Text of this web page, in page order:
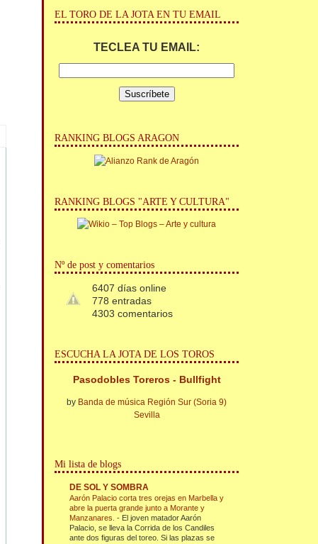
EL TORO DE LA JOTA EN TU EMAIL
TECLEA TU EMAIL:
RANKING BLOGS ARAGON
RANKING BLOGS "ARTE Y CULTURA"
Nº de post y comentarios
6407 días online
778 entradas
4303 comentarios
ESCUCHA LA JOTA DE LOS TOROS
Pasodobles Toreros - Bullfight
by Banda de música Región Sur (Soria 9)
Sevilla
Mi lista de blogs
DE SOL Y SOMBRA
Aarón Palacio corta tres orejas en Marbella y
abre la puerta grande junto a Morante y
Manzanares.- El joven matador Aarón
Palacio, se lleva la Corrida de los Candiles
ante dos figuras del toreo. Si las plazas se